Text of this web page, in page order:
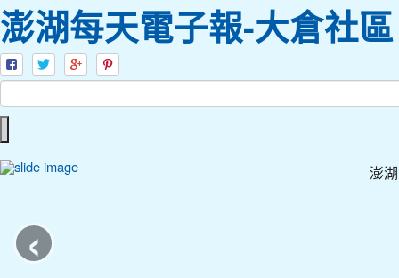
澎湖每天電子報-大倉社區
澎
‹